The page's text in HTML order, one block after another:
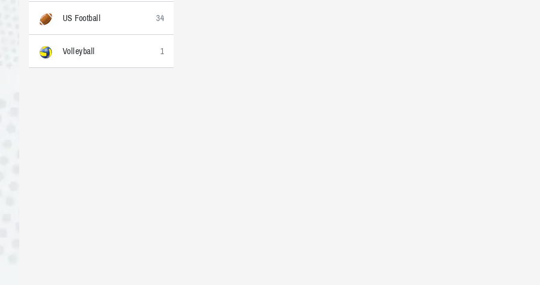
US Football 34
Volleyball 1